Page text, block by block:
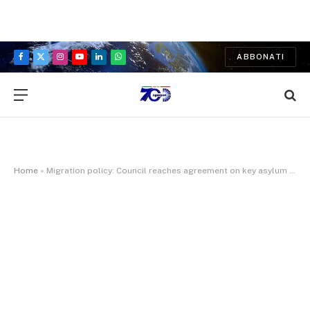
Facebook
X
Instagram
YouTubeLinkedInWhatsApp
ABBONATI
Home » Migration policy: Council reaches agreement on key asylum and migration laws